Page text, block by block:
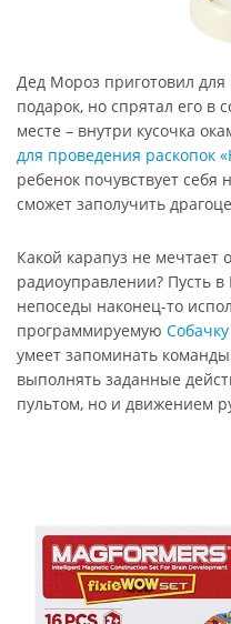
Дед Мороз приготовил
подарок, но спрятал его
месте – внутри кусочка
для проведения раскопок
ребенок почувствует
сможет заполучить
Какой карапуз не мечтает
радиоуправлении? Пусть
непоседы наконец-то
программируемую
умеет запоминать
выполнять заданные
пультом, но и движением